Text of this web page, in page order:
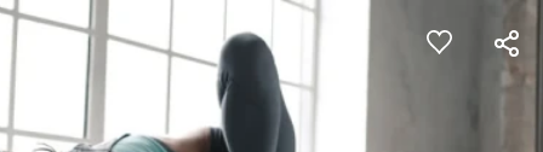
Panneau de gestion des cookies